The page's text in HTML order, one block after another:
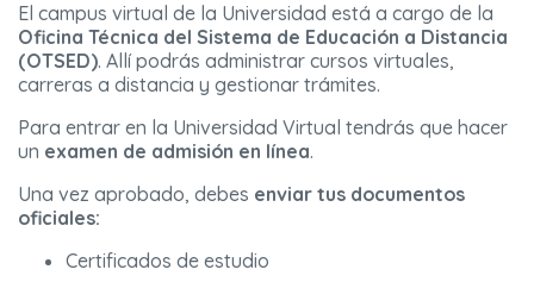
El campus virtual de la Universidad está a cargo de la
Oficina Técnica del Sistema de Educación a Distancia
(OTSED). Allí podrás administrar cursos virtuales,
carreras a distancia y gestionar trámites.
Para entrar en la Universidad Virtual tendrás que hacer
un examen de admisión en línea.
Una vez aprobado, debes enviar tus documentos
oficiales:
Certificados de estudio